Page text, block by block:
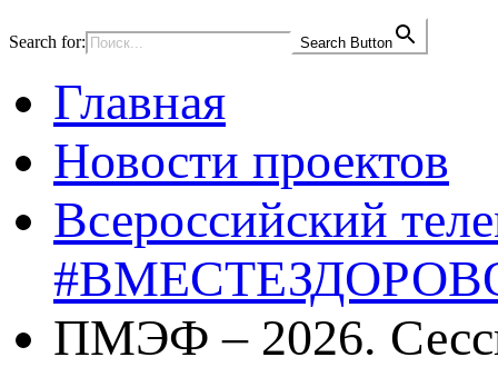
Search for: Search Button
Главная
Новости проектов
Всероссийский
ПМЭФ – 2026.